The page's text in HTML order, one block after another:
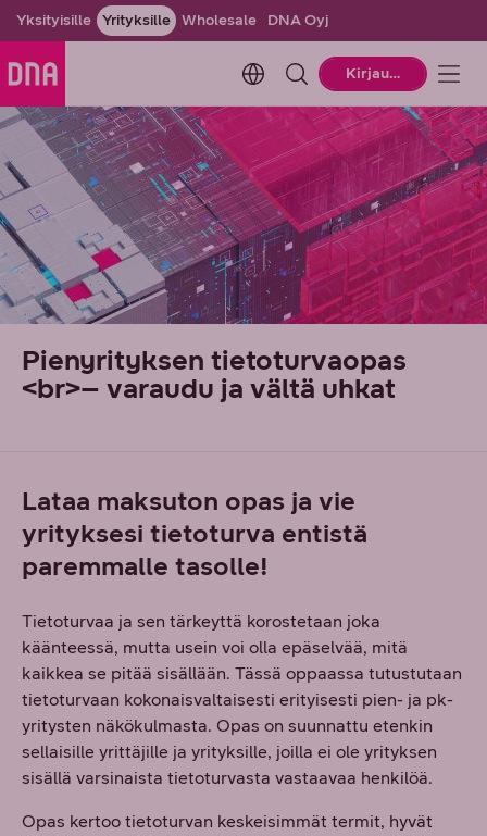
Yksityisille Yrityksille Wholesale DNA Oyj
Change language. Current
Kirjaudu
Pienyrityksen tietoturvaopas
<br>– varaudu ja vältä uhkat
Lataa maksuton opas ja vie
yrityksesi tietoturva entistä
paremmalle tasolle!
Tietoturvaa ja sen tärkeyttä korostetaan joka
käänteessä, mutta usein voi olla epäselvää, mitä
kaikkea se pitää sisällään. Tässä oppaassa tutustutaan
tietoturvaan kokonaisvaltaisesti erityisesti pien- ja pk-
yritysten näkökulmasta. Opas on suunnattu etenkin
sellaisille yrittäjille ja yrityksille, joilla ei ole yrityksen
sisällä varsinaista tietoturvasta vastaavaa henkilöä.
Opas kertoo tietoturvan keskeisimmät termit, hyvät